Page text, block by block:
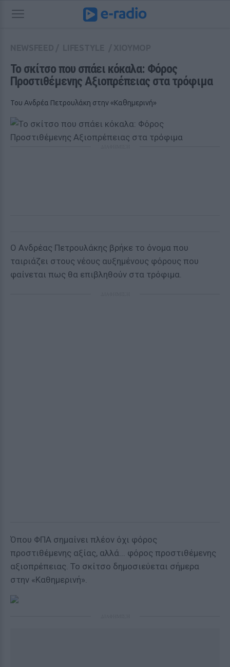
Το σκίτσο που σπάει κόκαλα: Φόρος
Προστιθέμενης Αξιοπρέπειας στα τρόφιμα
Του Ανδρέα Πετρουλάκη στην «Καθημερινή»
Ο Ανδρέας Πετρουλάκης βρήκε το όνομα που
ταιριάζει στους νέους αυξημένους φόρους που
φαίνεται πως θα επιβληθούν στα τρόφιμα.
Όπου ΦΠΑ σημαίνει πλέον όχι φόρος
προστιθέμενης αξίας, αλλά... φόρος προστιθέμενης
αξιοπρέπειας. Το σκίτσο δημοσιεύεται σήμερα
στην «Καθημερινή».